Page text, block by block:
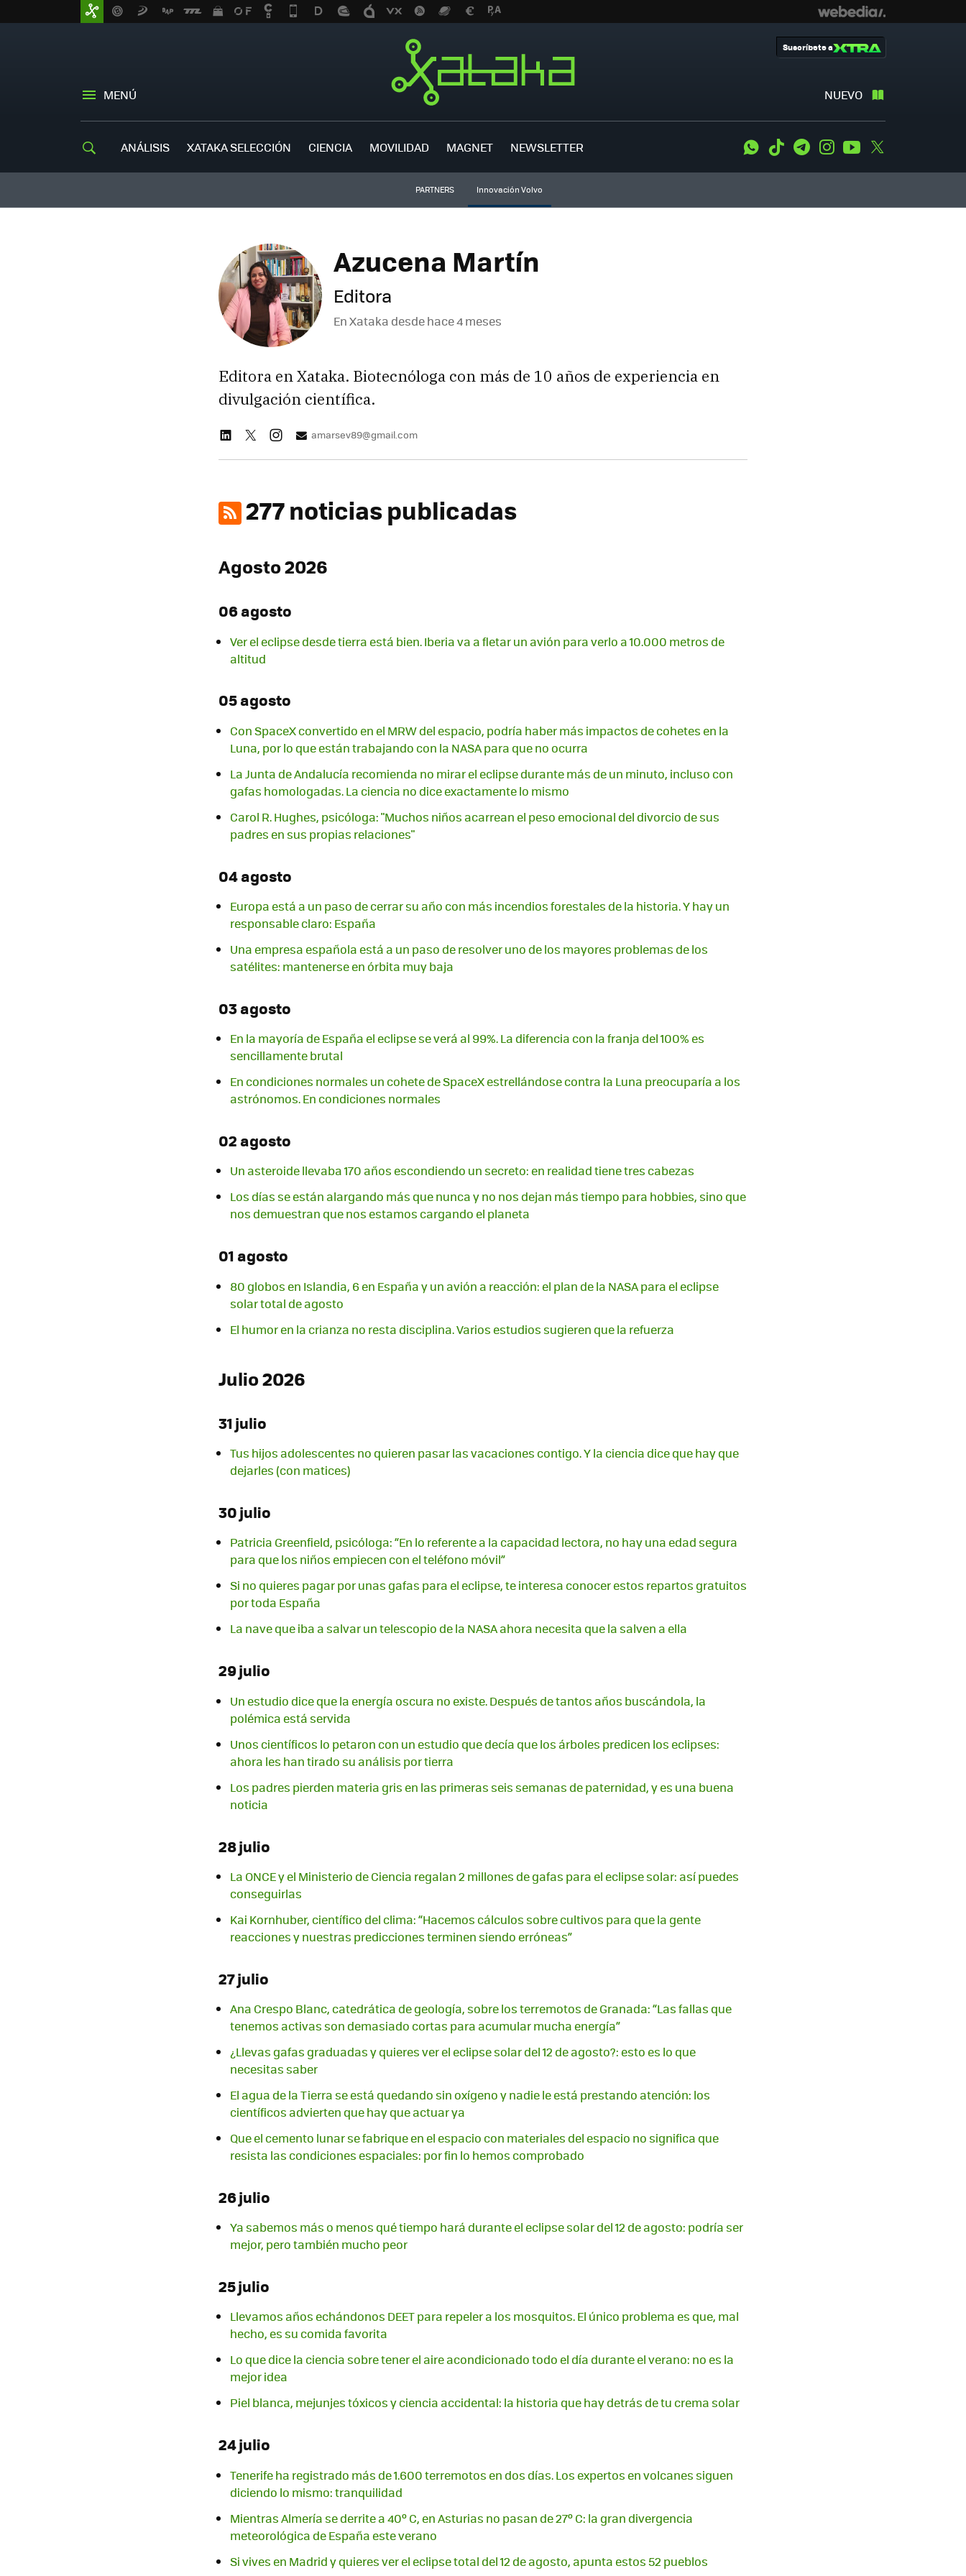
MENÚ NUEVO
Suscríbete a
ANÁLISIS XATAKA SELECCIÓN CIENCIA MOVILIDAD MAGNET NEWSLETTER WhatsApp
Tiktok TelegramInstagramYoutube
PARTNERS Innovación Volvo
Azucena Martín
Editora
En Xataka desdehace 4 meses
Editora en Xataka. Biotecnóloga con más de 10 años de experiencia en
divulgación científica.
amarsev89@gmail.com
277 noticias publicadas
Agosto 2026
06 agosto
Ver el eclipse desde tierra está bien. Iberia va a fletar un avión para verlo a 10.000 metros de
altitud
05 agosto
Con SpaceX convertido en el MRW del espacio, podría haber más impactos de cohetes en la
Luna, por lo que están trabajando con la NASA para que no ocurra
La Junta de Andalucía recomienda no mirar el eclipse durante más de un minuto, incluso con
gafas homologadas. La ciencia no dice exactamente lo mismo
Carol R. Hughes, psicóloga: "Muchos niños acarrean el peso emocional del divorcio de sus
padres en sus propias relaciones"
04 agosto
Europa está a un paso de cerrar su año con más incendios forestales de la historia. Y hay un
responsable claro: España
Una empresa española está a un paso de resolver uno de los mayores problemas de los
satélites: mantenerse en órbita muy baja
03 agosto
En la mayoría de España el eclipse se verá al 99%. La diferencia con la franja del 100% es
sencillamente brutal
En condiciones normales un cohete de SpaceX estrellándose contra la Luna preocuparía a los
astrónomos. En condiciones normales
02 agosto
Un asteroide llevaba 170 años escondiendo un secreto: en realidad tiene tres cabezas
Los días se están alargando más que nunca y no nos dejan más tiempo para hobbies, sino que
nos demuestran que nos estamos cargando el planeta
01 agosto
80 globos en Islandia, 6 en España y un avión a reacción: el plan de la NASA para el eclipse
solar total de agosto
El humor en la crianza no resta disciplina. Varios estudios sugieren que la refuerza
Julio 2026
31 julio
Tus hijos adolescentes no quieren pasar las vacaciones contigo. Y la ciencia dice que hay que
dejarles (con matices)
30 julio
Patricia Greenfield, psicóloga: “En lo referente a la capacidad lectora, no hay una edad segura
para que los niños empiecen con el teléfono móvil”
Si no quieres pagar por unas gafas para el eclipse, te interesa conocer estos repartos gratuitos
por toda España
La nave que iba a salvar un telescopio de la NASA ahora necesita que la salven a ella
29 julio
Un estudio dice que la energía oscura no existe. Después de tantos años buscándola, la
polémica está servida
Unos científicos lo petaron con un estudio que decía que los árboles predicen los eclipses:
ahora les han tirado su análisis por tierra
Los padres pierden materia gris en las primeras seis semanas de paternidad, y es una buena
noticia
28 julio
La ONCE y el Ministerio de Ciencia regalan 2 millones de gafas para el eclipse solar: así puedes
conseguirlas
Kai Kornhuber, científico del clima: “Hacemos cálculos sobre cultivos para que la gente
reacciones y nuestras predicciones terminen siendo erróneas”
27 julio
Ana Crespo Blanc, catedrática de geología, sobre los terremotos de Granada: “Las fallas que
tenemos activas son demasiado cortas para acumular mucha energía”
¿Llevas gafas graduadas y quieres ver el eclipse solar del 12 de agosto?: esto es lo que
necesitas saber
El agua de la Tierra se está quedando sin oxígeno y nadie le está prestando atención: los
científicos advierten que hay que actuar ya
Que el cemento lunar se fabrique en el espacio con materiales del espacio no significa que
resista las condiciones espaciales: por fin lo hemos comprobado
26 julio
Ya sabemos más o menos qué tiempo hará durante el eclipse solar del 12 de agosto: podría ser
mejor, pero también mucho peor
25 julio
Llevamos años echándonos DEET para repeler a los mosquitos. El único problema es que, mal
hecho, es su comida favorita
Lo que dice la ciencia sobre tener el aire acondicionado todo el día durante el verano: no es la
mejor idea
Piel blanca, mejunjes tóxicos y ciencia accidental: la historia que hay detrás de tu crema solar
24 julio
Tenerife ha registrado más de 1.600 terremotos en dos días. Los expertos en volcanes siguen
diciendo lo mismo: tranquilidad
Mientras Almería se derrite a 40º C, en Asturias no pasan de 27º C: la gran divergencia
meteorológica de España este verano
Si vives en Madrid y quieres ver el eclipse total del 12 de agosto, apunta estos 52 pueblos